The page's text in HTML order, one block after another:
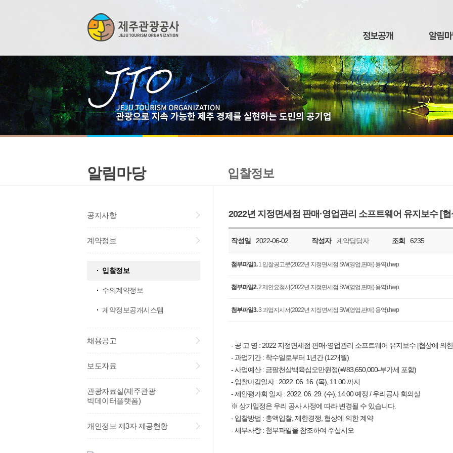
알림마당
공지사항
계약정보
입찰정보
수의계약정보
계약정보공개시스템
채용공고
보도자료
관광자료실(제주관광
빅데이터플랫폼)
개인정보 제3자 제공현황
입찰정보
2022년 지정면세점 판매·영업관리 소프트웨어 유지보수 [
작성일 2022-06-02 작성자 계약담당자 조회 6235
첨부파일1. 1 입찰공고문(2022년 지정면세점 SW(영업,판매) 용역).hwp
첨부파일2.2 제안요청서(2022년 지정면세점 SW(영업,판매) 용역).hwp
첨부파일3.3 과업지시서(2022년 지정면세점 SW(영업,판매) 용역).hwp
- 공 고 명 : 2022 지정면세점 판매·영업관리 소프트웨어 유지보수 [협상에 의
- 과업기간 : 착수일로부터 1년간 (12개월)
- 사업예산 : 금팔천삼백육십오만원정(￦83,650,000-부가세 포함)
- 입찰마감일자 : 2022. 06. 16. (목), 11:00 까지
- 제안평가회 일자 : 2022. 06. 29. (수), 14:00 예정 / 우리공사 회의실
※ 상기일정은 우리 공사 사정에 따라 변경될 수 있습니다.
- 입찰방법 : 총액입찰, 제한경쟁, 협상에 의한 계약
- 세부사항 : 첨부파일을 참조하여 주십시오